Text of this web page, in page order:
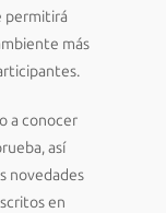
permitirá
más
a conocer
así
novedades
en